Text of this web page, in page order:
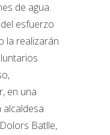
de agua.
esfuerzo
la realizarán
en una
alcaldesa
Batlle,